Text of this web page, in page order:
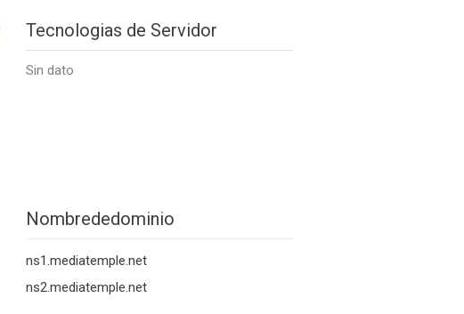
Tecnologias de Servidor
Sin dato
Nombrededominio
ns1.mediatemple.net
ns2.mediatemple.net